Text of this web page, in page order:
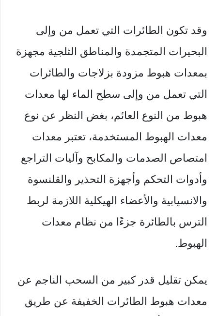
وقد تكون الطائرات التي تعمل من وإلى
البحيرات المتجمدة والمناطق الثلجية مجهزة
بمعدات هبوط مزودة بزلاجات والطائرات
التي تعمل من وإلى سطح الماء لها معدات
هبوط من النوع العائم، بغض النظر عن نوع
معدات الهبوط المستخدمة، تعتبر معدات
امتصاص الصدمات والمكابح وآليات التراجع
وأدوات التحكم وأجهزة التحذير والقلنسوة
والانسيابية والأعضاء الهيكلية اللازمة لربط
الترس بالطائرة جزءًا من نظام معدات
الهبوط.
يمكن تقليل قدر كبير من السحب الناجم عن
معدات هبوط الطائرات الخفيفة عن طريق